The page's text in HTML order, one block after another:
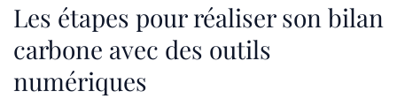
Les étapes pour réaliser son bilan
carbone avec des outils
numériques